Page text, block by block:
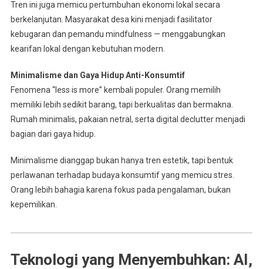
Tren ini juga memicu pertumbuhan ekonomi lokal secara
berkelanjutan. Masyarakat desa kini menjadi fasilitator
kebugaran dan pemandu mindfulness — menggabungkan
kearifan lokal dengan kebutuhan modern.
Minimalisme dan Gaya Hidup Anti-Konsumtif
Fenomena “less is more” kembali populer. Orang memilih
memiliki lebih sedikit barang, tapi berkualitas dan bermakna.
Rumah minimalis, pakaian netral, serta digital declutter menjadi
bagian dari gaya hidup.
Minimalisme dianggap bukan hanya tren estetik, tapi bentuk
perlawanan terhadap budaya konsumtif yang memicu stres.
Orang lebih bahagia karena fokus pada pengalaman, bukan
kepemilikan.
Teknologi yang Menyembuhkan: AI,